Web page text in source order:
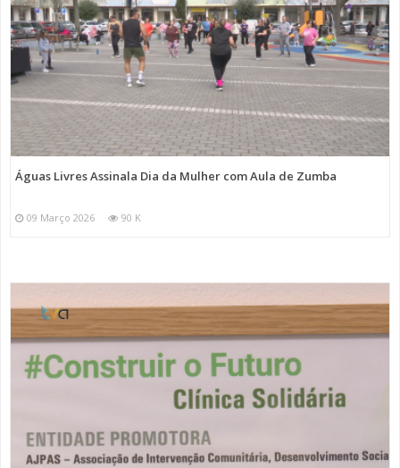
Águas Livres Assinala Dia da Mulher com Aula de Zumba
09 Março 2026 90 K